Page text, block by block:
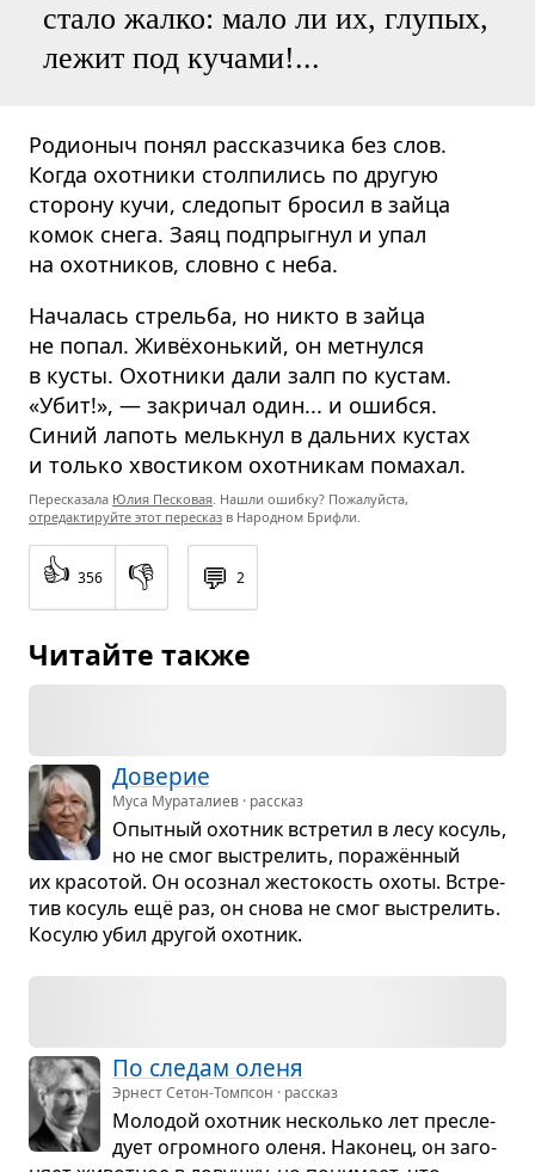
стало жалко: мало ли их, глупых,
лежит под кучами!...
Родионыч понял рассказчика без слов.
Когда охотники столпились по другую
сторону кучи, следопыт бросил в зайца
комок снега. Заяц подпрыгнул и упал
на охотников, словно с неба.
Началась стрельба, но никто в зайца
не попал. Живёхонький, он метнулся
в кусты. Охотники дали залп по кустам.
«Убит!», — закричал один... и ошибся.
Синий лапоть мелькнул в дальних кустах
и только хвостиком охотникам помахал.
Пересказала Юлия Песковая. Нашли ошибку? Пожалуйста,
отредактируйте этот пересказ в Народном Брифли.
👍 356 👎 💬 2
Читайте также
Дове­рие
Муса Мураталиев · рассказ
Опыт­ный охот­ник встре­тил в лесу косуль,
но не смог выстре­лить, поражён­ный
их кра­со­той. Он осо­знал жесто­кость охоты. Встре­
тив косуль ещё раз, он снова не смог выстре­лить.
Косулю убил дру­гой охот­ник.
По сле­дам оленя
Эрнест Сетон-Томпсон · рассказ
Моло­дой охот­ник несколько лет пре­сле­
дует огром­ного оленя. Нако­нец, он заго­